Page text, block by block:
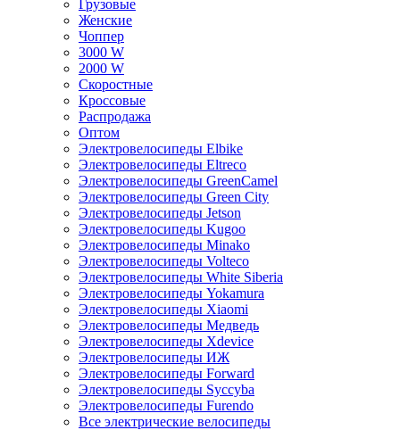
Грузовые
Женские
Чоппер
3000 W
2000 W
Скоростные
Кроссовые
Распродажа
Оптом
Электровелосипеды Elbike
Электровелосипеды Eltreco
Электровелосипеды GreenCamel
Электровелосипеды Green City
Электровелосипеды Jetson
Электровелосипеды Kugoo
Электровелосипеды Minako
Электровелосипеды Volteco
Электровелосипеды White Siberia
Электровелосипеды Yokamura
Электровелосипеды Xiaomi
Электровелосипеды Медведь
Электровелосипеды Xdevice
Электровелосипеды ИЖ
Электровелосипеды Forward
Электровелосипеды Syccyba
Электровелосипеды Furendo
Все электрические велосипеды